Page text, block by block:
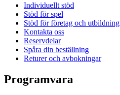
Individuellt stöd
Stöd för spel
Stöd för företag och utbildning
Kontakta oss
Reservdelar
Spåra din beställning
Returer och avbokningar
Programvara